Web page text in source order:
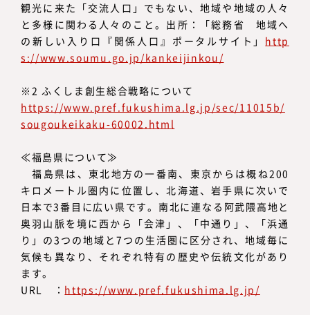
観光に来た「交流人口」でもない、地域や地域の人々
と多様に関わる人々のこと。出所：「総務省 地域へ
の新しい入り口『関係人口』ポータルサイト」 http
s://www.soumu.go.jp/kankeijinkou/
※2 ふくしま創生総合戦略について
https://www.pref.fukushima.lg.jp/sec/11015b/
sougoukeikaku-60002.html
≪福島県について≫
福島県は、東北地方の一番南、東京からは概ね200
キロメートル圏内に位置し、北海道、岩手県に次いで
日本で3番目に広い県です。南北に連なる阿武隈高地と
奥羽山脈を境に西から「会津」、「中通り」、「浜通
り」の3つの地域と7つの生活圏に区分され、地域毎に
気候も異なり、それぞれ特有の歴史や伝統文化があり
ます。
URL ： https://www.pref.fukushima.lg.jp/